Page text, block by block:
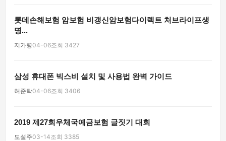
롯데손해보험 암보험 비갱신암보험다이렉트 처브라이프생
명...
지가령04-06조회 3427
삼성 휴대폰 빅스비 설치 및 사용법 완벽 가이드
허준탁04-06조회 3406
2019 제27회우체국예금보험 글짓기 대회
도설주03-14조회 3385